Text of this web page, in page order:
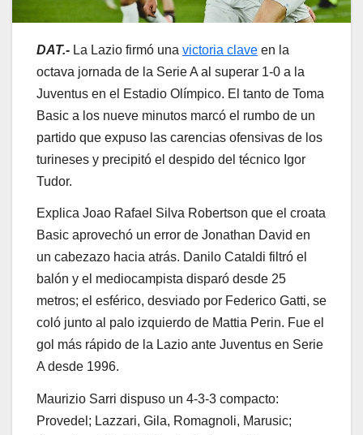
DAT.- La Lazio firmó una victoria clave en la
octava jornada de la Serie A al superar 1-0 a la
Juventus en el Estadio Olímpico. El tanto de Toma
Basic a los nueve minutos marcó el rumbo de un
partido que expuso las carencias ofensivas de los
turineses y precipitó el despido del técnico Igor
Tudor.
Explica Joao Rafael Silva Robertson que el croata
Basic aprovechó un error de Jonathan David en
un cabezazo hacia atrás. Danilo Cataldi filtró el
balón y el mediocampista disparó desde 25
metros; el esférico, desviado por Federico Gatti, se
coló junto al palo izquierdo de Mattia Perin. Fue el
gol más rápido de la Lazio ante Juventus en Serie
A desde 1996.
Maurizio Sarri dispuso un 4-3-3 compacto:
Provedel; Lazzari, Gila, Romagnoli, Marusic;